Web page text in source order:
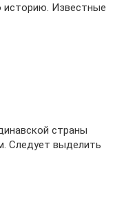
Известные
страны
Следует выделить